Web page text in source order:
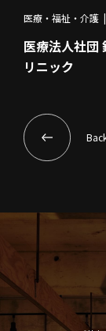
医療・福祉・介護
医療法人社団
リニック